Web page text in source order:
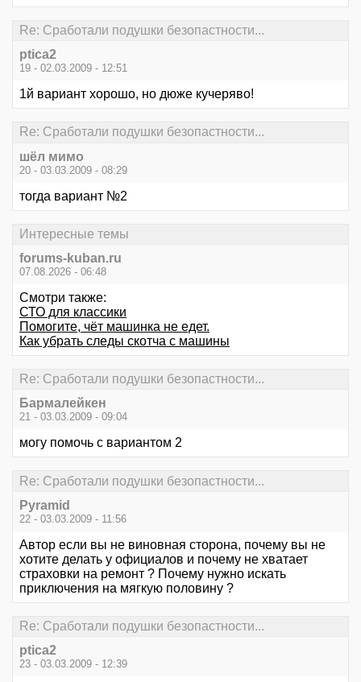
Re: Сработали подушки безопастности...
ptica2
19 - 02.03.2009 - 12:51
1й вариант хорошо, но дюже кучеряво!
Re: Сработали подушки безопастности...
шёл мимо
20 - 03.03.2009 - 08:29
тогда вариант №2
Интересные темы
forums-kuban.ru
07.08.2026 - 06:48
Смотри также:
СТО для классики
Помогите, чёт машинка не едет.
Как убрать следы скотча с машины
Re: Сработали подушки безопастности...
Бармалейкен
21 - 03.03.2009 - 09:04
могу помочь с вариантом 2
Re: Сработали подушки безопастности...
Pyramid
22 - 03.03.2009 - 11:56
Автор если вы не виновная сторона, почему вы не
хотите делать у официалов и почему не хватает
страховки на ремонт ? Почему нужно искать
приключения на мягкую половину ?
Re: Сработали подушки безопастности...
ptica2
23 - 03.03.2009 - 12:39